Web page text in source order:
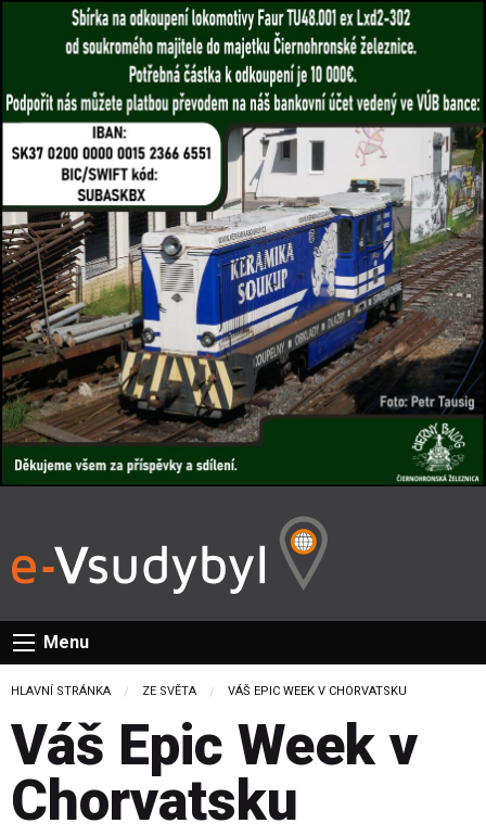
Menu
HLAVNÍ STRÁNKA ZE SVĚTA CURRENT:
VÁŠ EPIC WEEK V CHORVATSKU
Váš Epic Week v
Chorvatsku